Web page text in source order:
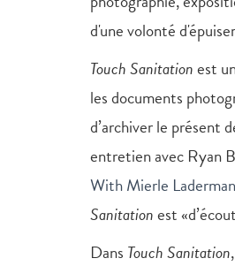
d'une volonté
Touch Sanitationest
les documents
d’archiver le présent
entretien avec Ryan
With Mierle
Sanitationest
Dans Touch Sanitation